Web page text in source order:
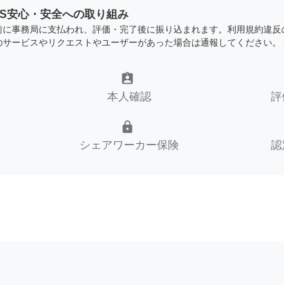
安心・安全への取り組み
事務局に支払われ、評価・完了後に振り込まれます。利用規約違反
ービスやリクエストやユーザーがあった場合は通報してください。
assignment_ind
本人確認
lock
シェアワーカー保険